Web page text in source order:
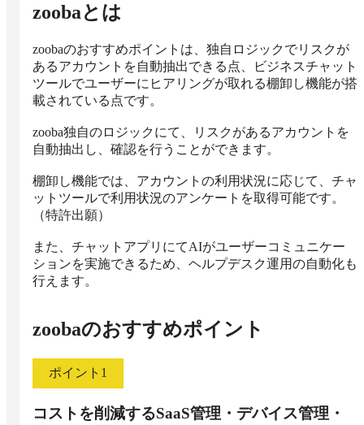
zoobaとは
zoobaのおすすめポイントは、独自ロジックでリスクが
あるアカウントを自動抽出できる点、ビジネスチャット
ツールでユーザーにヒアリングが取れる棚卸し機能が搭
載されている点です。
zooba独自のロジックにて、リスクがあるアカウントを
自動抽出し、確認を行うことができます。
棚卸し機能では、アカウントの利用状況に応じて、チャ
ットツールで利用状況のアンケートを取得可能です。
（特許出願）
また、チャットアプリにてAIがユーザーコミュニケー
ションを実施できるため、ヘルプデスク運用の自動化も
行えます。
zoobaのおすすめポイント
ポイント 1
コストを削減するSaaS管理・デバイス管理・